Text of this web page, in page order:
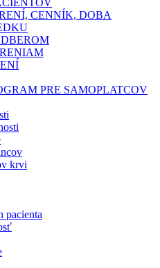
CENNÍK, DOBA
PRE SAMOPLATCOV
krvi
pacienta